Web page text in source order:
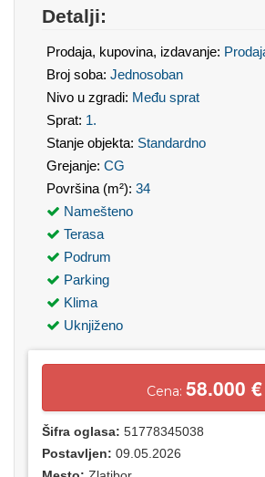
Detalji:
Prodaja, kupovina, izdavanje:
Broj soba: Jednosoban
Nivo u zgradi: Među sprat
Sprat: 1.
Stanje objekta: Standardno
Grejanje: CG
Površina (m²): 34
Namešteno
Terasa
Podrum
Parking
Klima
Uknjiženo
Cena: 58.000 €
Šifra oglasa: 51778345038
Postavljen: 09.05.2026